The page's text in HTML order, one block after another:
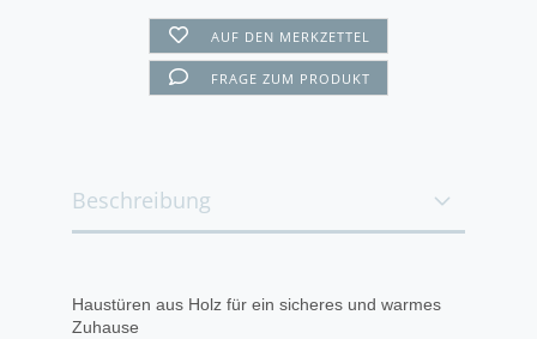
AUF DEN MERKZETTEL
FRAGE ZUM PRODUKT
Beschreibung
Haustüren aus Holz für ein sicheres und warmes
Zuhause